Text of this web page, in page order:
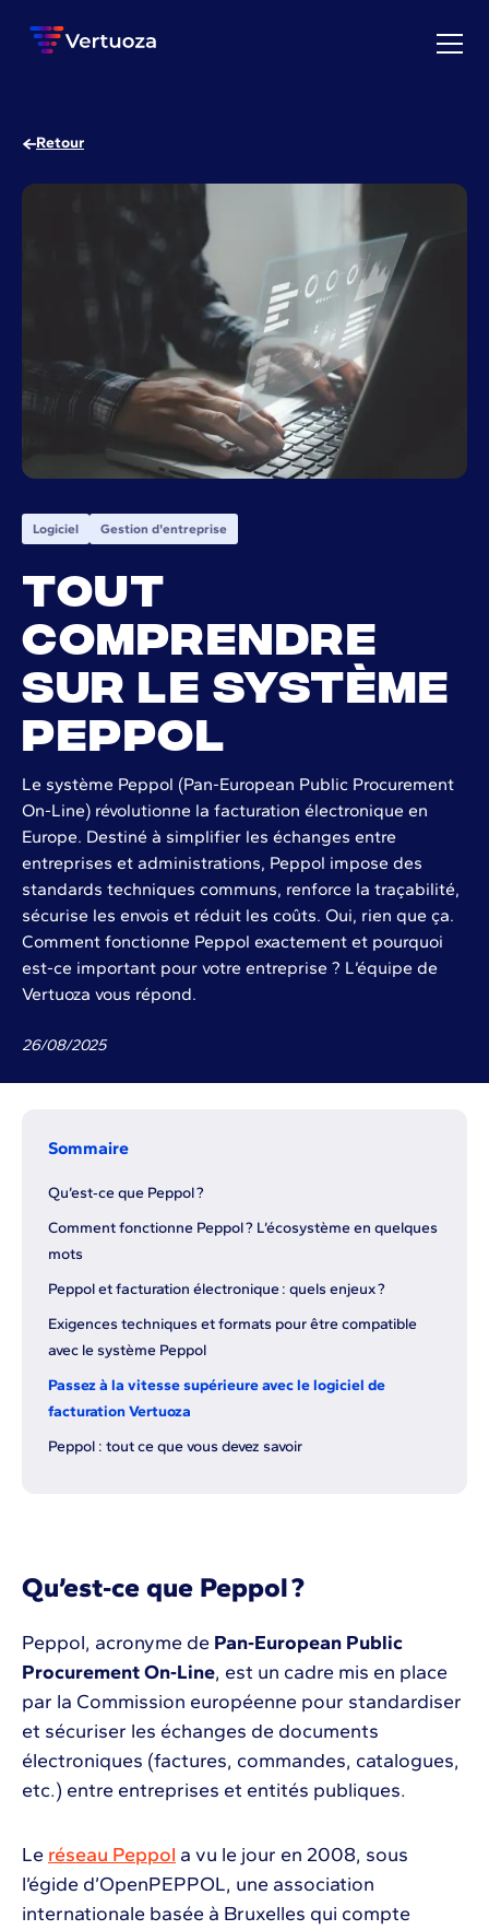
Retour
Logiciel Gestion d'entreprise
Tout
comprendre
sur le système
Peppol
Le système Peppol (Pan-European Public Procurement
On-Line) révolutionne la facturation électronique en
Europe. Destiné à simplifier les échanges entre
entreprises et administrations, Peppol impose des
standards techniques communs, renforce la traçabilité,
sécurise les envois et réduit les coûts. Oui, rien que ça.
Comment fonctionne Peppol exactement et pourquoi
est-ce important pour votre entreprise ? L’équipe de
Vertuoza vous répond.
26/08/2025
Sommaire
Qu’est‑ce que Peppol ?
Comment fonctionne Peppol ? L’écosystème en quelques
mots
Peppol et facturation électronique : quels enjeux ?
Exigences techniques et formats pour être compatible
avec le système Peppol
Passez à la vitesse supérieure avec le logiciel de
facturation Vertuoza
Peppol : tout ce que vous devez savoir
Qu’est‑ce que Peppol ?
Peppol, acronyme de Pan‑European Public
Procurement On‑Line, est un cadre mis en place
par la Commission européenne pour standardiser
et sécuriser les échanges de documents
électroniques (factures, commandes, catalogues,
etc.) entre entreprises et entités publiques.
Le réseau Peppol a vu le jour en 2008, sous
l’égide d’OpenPEPPOL, une association
internationale basée à Bruxelles qui compte